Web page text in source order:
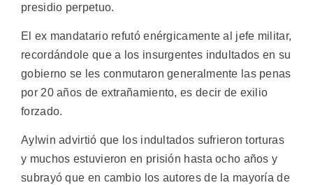
presidio perpetuo.
El ex mandatario refutó enérgicamente al jefe militar,
recordándole que a los insurgentes indultados en su
gobierno se les conmutaron generalmente las penas
por 20 años de extrañamiento, es decir de exilio
forzado.
Aylwin advirtió que los indultados sufrieron torturas
y muchos estuvieron en prisión hasta ocho años y
subrayó que en cambio los autores de la mayoría de